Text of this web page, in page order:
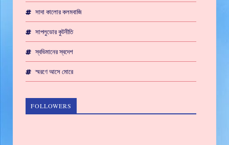
সাদা কালোর কলমবাজি
সাপলুডোর কুটনীতি
স্বভিমানের স্বদেশ
স্মরণে আসে মোরে
FOLLOWERS